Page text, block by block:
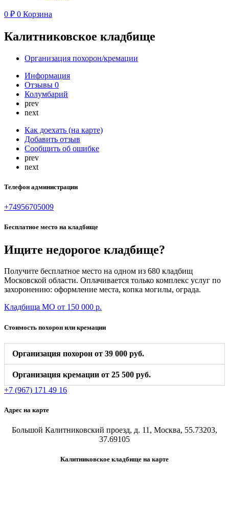
0 ₽ 0 Корзина
Калитниковское кладбище
Организация похорон/кремации
Информация
Отзывы 0
Колумбарий
prev
next
Как доехать (на карте)
Добавить отзыв
Сообщить об ошибке
prev
next
Телефон администрации
+74956705009
Бесплатное место на кладбище
Ищите недорогое кладбище?
Получите бесплатное место на одном из 680 кладбищ
Московской области. Оплачивается только комплекс услуг по
захоронению: оформление места, копка могилы, ограда.
Кладбища МО от 150 000 р.
Стоимость похорон или кремации
Организация похорон от 39 000 руб.
Организация кремации от 25 500 руб.
+7 (967) 171 49 16
Адрес на карте
Большой Калитниковский проезд, д. 11, Москва, 55.73203,
37.69105
Калитниковское кладбище на карте